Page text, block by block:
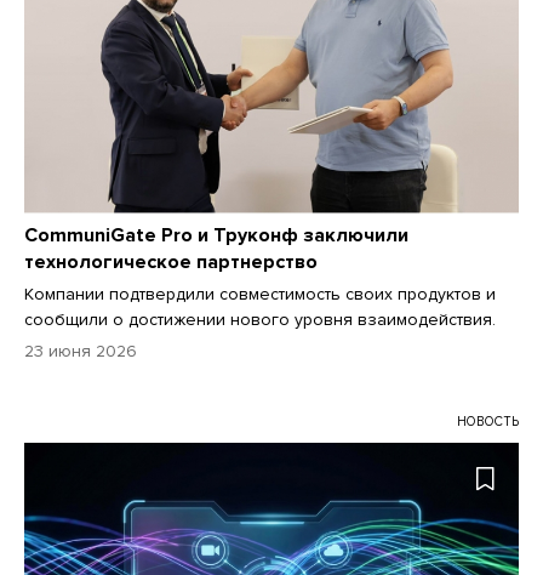
CommuniGate Pro и Труконф заключили
технологическое партнерство
Компании подтвердили совместимость своих продуктов и
сообщили о достижении нового уровня взаимодействия.
23 июня 2026
НОВОСТЬ